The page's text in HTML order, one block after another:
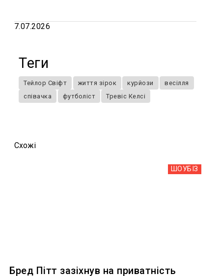
7.07.2026
Теги
Тейлор Свіфт життя зірок курйози
весілля
співачка
футболіст Тревіс Келсі
Схожi
ШОУБIЗ
Бред Пітт зазіхнув на приватність